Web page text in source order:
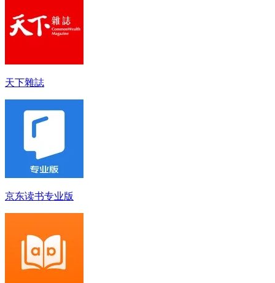
天下雜誌
京东读书专业版